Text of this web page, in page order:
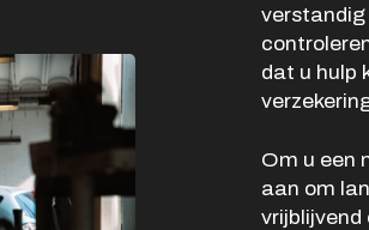
verstandig
dat u hulp
Om u een
aan om
vrijblijvend